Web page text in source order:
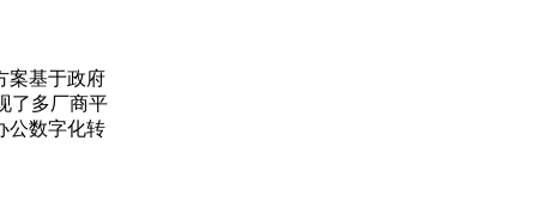
案基于政府
了多厂商平
公数字化转